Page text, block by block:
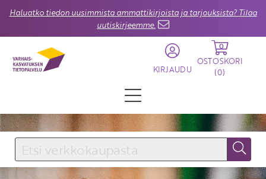
Haluatko tiedon uusimmista ammattikirjoista ja tarjouksista? Tilaa
uutiskirjeemme.
KIRJAUDU
0
OSTOSKORI
(0)
KIRJAUDU SISÄÄN
Käyttäjätunnus